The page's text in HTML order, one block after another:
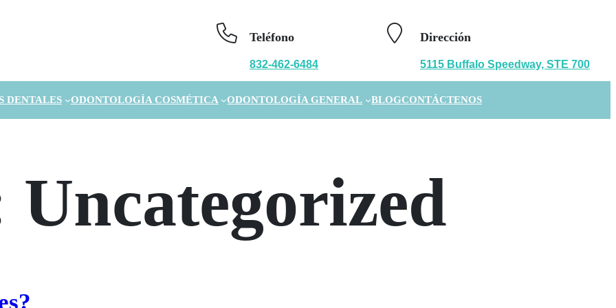
Teléfono
832-462-6484
Dirección
5115 Buffalo Speedway, STE 700
DENTALES ODONTOLOGÍA COSMÉTICA ODONTOLOGÍA GENERAL BLOGCONTÁCTENOS
Uncategorized